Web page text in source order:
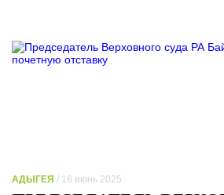
АДЫГЕЯ / 16 июнь 2025